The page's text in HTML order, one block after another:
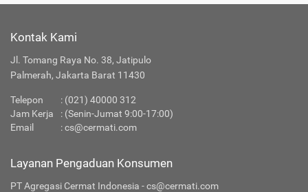
Apakah Layanan Reksa Dana di Cermati Aman?
Kontak Kami
Jl. Tomang Raya No. 38, Jatipulo
Palmerah, Jakarta Barat 11430
Telepon : (021) 40000 312
Jam Kerja
: (Senin-Jumat 9:00-17:00)
Email
:cs@cermati.com
Layanan Pengaduan Konsumen
PT Agregasi Cermat Indonesia - cs@cermati.com